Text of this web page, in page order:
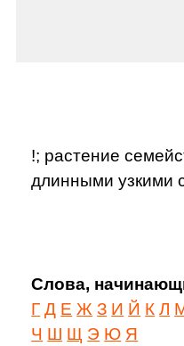
!; растение
длинными узкими
Слова,
Г Д Е Ж З И Й К Л
Ч Ш Щ Э Ю Я